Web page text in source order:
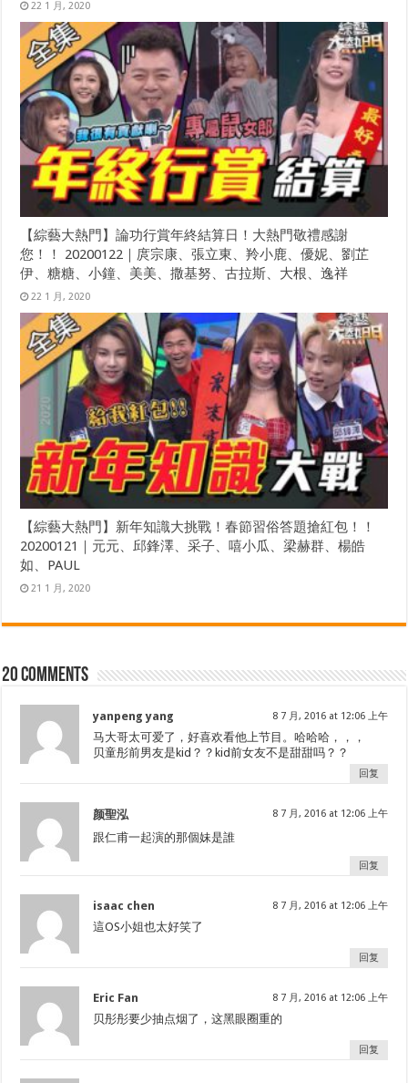
22 1 月, 2020
【綜藝大熱門】論功行賞年終結算日！大熱門敬禮感謝
您！！ 20200122｜庹宗康、張立東、羚小鹿、優妮、劉芷
伊、糖糖、小鐘、美美、撒基努、古拉斯、大根、逸祥
22 1 月, 2020
【綜藝大熱門】新年知識大挑戰！春節習俗答題搶紅包！！
20200121｜元元、邱鋒澤、采子、嘻小瓜、梁赫群、楊皓
如、PAUL
21 1 月, 2020
20 comments
yanpeng yang 8 7 月, 2016 at 12:06 上午
马大哥太可爱了，好喜欢看他上节目。哈哈哈，，，
贝童彤前男友是kid？？kid前女友不是甜甜吗？？
回复
颜聖泓 8 7 月, 2016 at 12:06 上午
跟仁甫一起演的那個妹是誰
回复
isaac chen 8 7 月, 2016 at 12:06 上午
這OS小姐也太好笑了
回复
Eric Fan 8 7 月, 2016 at 12:06 上午
贝彤彤要少抽点烟了，这黑眼圈重的
回复